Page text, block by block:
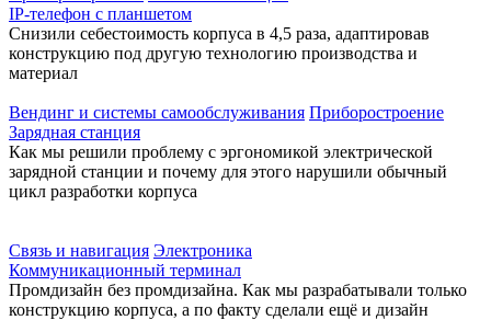
IP-телефон с планшетом
Снизили себестоимость корпуса в 4,5 раза, адаптировав
конструкцию под другую технологию производства и
материал
Вендинг и системы самообслуживания Приборостроение
Зарядная станция
Как мы решили проблему с эргономикой электрической
зарядной станции и почему для этого нарушили обычный
цикл разработки корпуса
Связь и навигация Электроника
Коммуникационный терминал
Промдизайн без промдизайна. Как мы разрабатывали только
конструкцию корпуса, а по факту сделали ещё и дизайн